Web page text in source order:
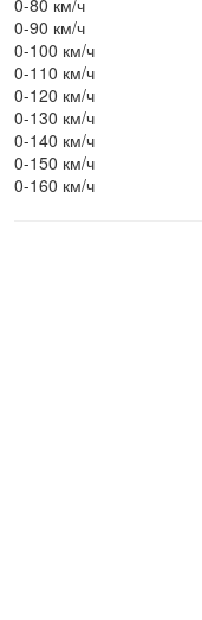
0-80 км/ч
0-90 км/ч
0-100 км/ч
0-110 км/ч
0-120 км/ч
0-130 км/ч
0-140 км/ч
0-150 км/ч
0-160 км/ч